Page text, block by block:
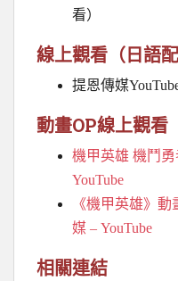
看）
線上觀看（日語
提恩傳媒
動畫OP線上觀看
機甲英雄 機鬥
YouTube
《機甲英雄》
媒 – YouTube
相關連結